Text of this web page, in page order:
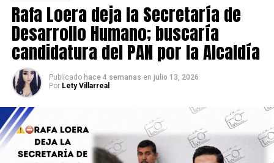
Rafa Loera deja la Secretaría de
Desarrollo Humano; buscaría
candidatura del PAN por la Alcaldía
Publicado hace 4 semanas en julio 13, 2026
Por Lety Villarreal